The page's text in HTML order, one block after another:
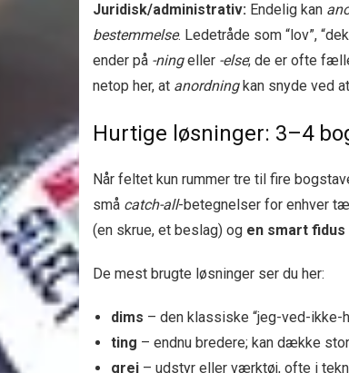
Juridisk/administrativ: Endelig kan
bestemmelse. Ledetråde som “lov”,
ender på -ningeller -else; de er ofte
netop her, at anordningkan snyde ved
Hurtige løsninger: 3–4
Når feltet kun rummer tre til fire
små catch-all-betegnelser for enhver
(en skrue, et beslag) og en smart fidus
De mest brugte løsninger ser du her:
dims – den klassiske “jeg-ved-ikke-
ting – endnu bredere; kan dække
grej – udstyr eller værktøj, ofte i